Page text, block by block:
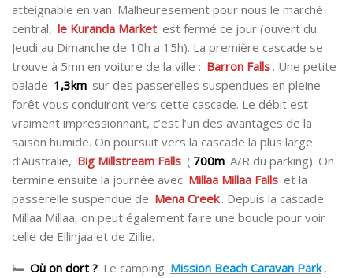
atteignable en van. Malheuresement pour nous le marché
central, le Kuranda Market est fermé ce jour (ouvert du
Jeudi au Dimanche de 10h a 15h). La première cascade se
trouve à 5mn en voiture de la ville : Barron Falls . Une petite
balade 1,3km sur des passerelles suspendues en pleine
forêt vous conduiront vers cette cascade. Le débit est
vraiment impressionnant, c’est l’un des avantages de la
saison humide. On poursuit vers la cascade la plus large
d’Australie, Big Millstream Falls ( 700m A/R du parking). On
termine ensuite la journée avec Millaa Millaa Falls et la
passerelle suspendue de Mena Creek . Depuis la cascade
Millaa Millaa, on peut également faire une boucle pour voir
celle de Ellinjaa et de Zillie.
🛏 Où on dort ? Le camping Mission Beach Caravan Park ,